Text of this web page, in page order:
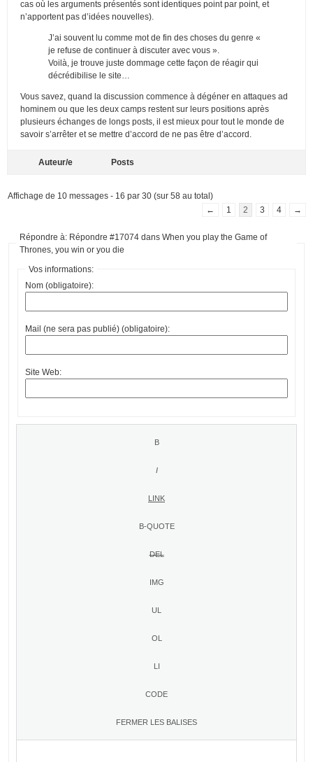
cas où les arguments présentés sont identiques point par point, et
n’apportent pas d’idées nouvelles).
J’ai souvent lu comme mot de fin des choses du genre «
je refuse de continuer à discuter avec vous ».
Voilà, je trouve juste dommage cette façon de réagir qui
décrédibilise le site…
Vous savez, quand la discussion commence à dégéner en attaques ad
hominem ou que les deux camps restent sur leurs positions après
plusieurs échanges de longs posts, il est mieux pour tout le monde de
savoir s’arrêter et se mettre d’accord de ne pas être d’accord.
Auteur/e Posts
Affichage de 10 messages - 16 par 30 (sur 58 au total)
←
1 2 3 4 →
Répondre à: Répondre #17074 dans When you play the Game of
Thrones, you win or you die
Vos informations:
Nom (obligatoire):
Mail (ne sera pas publié) (obligatoire):
Site Web: